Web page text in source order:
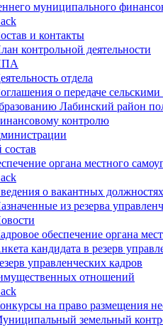
муниципального
и контакты
контрольной деятельности
отдела
о передаче
Лабинский район
контролю
органа местного
о вакантных
из резерва
обеспечение органа
кандидата в резерв
управленческих кадров
отношений
на право размещения
земельный